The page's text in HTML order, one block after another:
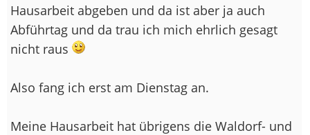
Hausarbeit abgeben und da ist aber ja auch
Abführtag und da trau ich mich ehrlich gesagt
nicht raus
Also fang ich erst am Dienstag an.
Meine Hausarbeit hat übrigens die Waldorf- und